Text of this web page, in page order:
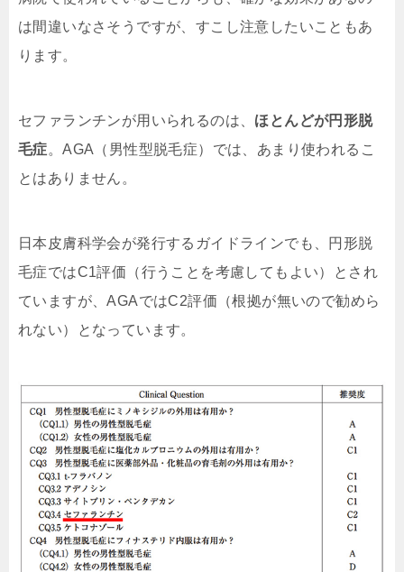
は間違いなさそうですが、すこし注意したいこともあ
ります。
セファランチンが用いられるのは、 ほとんどが円形脱
毛症。AGA（男性型脱毛症）では、あまり使われるこ
とはありません。
日本皮膚科学会が発行するガイドラインでも、円形脱
毛症ではC1評価（行うことを考慮してもよい）とされ
ていますが、AGAではC2評価（根拠が無いので勧めら
れない）
となっています。